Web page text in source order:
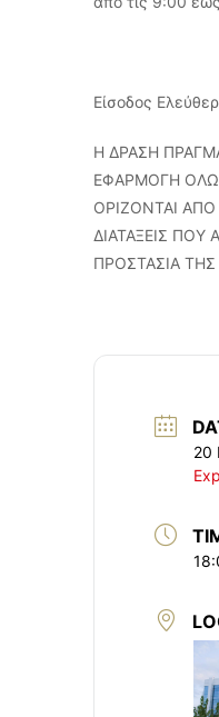
Είσοδος
Η ΔΡΑΣΗ
ΕΦΑΡΜΟΓΗ
ΟΡΙΖΟΝΤΑΙ ΑΠΟ
ΔΙΑΤΑΞΕΙΣ
ΠΡΟΣΤΑΣΙΑ
20